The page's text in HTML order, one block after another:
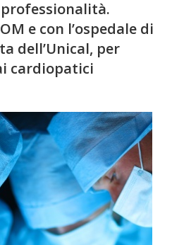
e con l’ospedale di
dell’Unical, per
cardiopatici